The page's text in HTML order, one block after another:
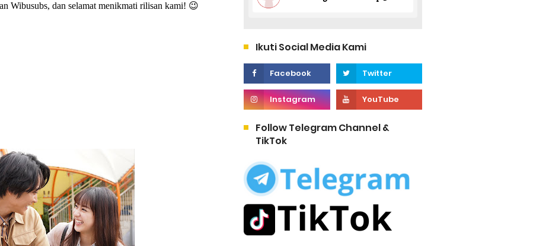
Wibusubs, dan selamat menikmati rilisan kami! 😉
Ikuti Social Media Kami
Follow Telegram Channel &
TikTok